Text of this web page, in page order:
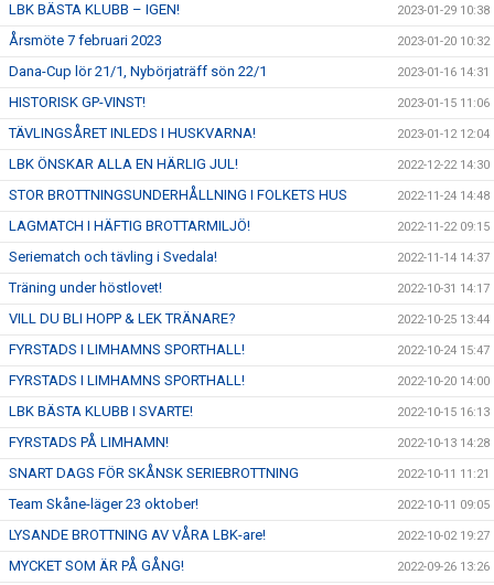
LBK BÄSTA KLUBB – IGEN! 2023-01-29 10:38
Årsmöte 7 februari 2023 2023-01-20 10:32
Dana-Cup lör 21/1, Nybörjaträff sön 22/1 2023-01-16 14:31
HISTORISK GP-VINST! 2023-01-15 11:06
TÄVLINGSÅRET INLEDS I HUSKVARNA! 2023-01-12 12:04
LBK ÖNSKAR ALLA EN HÄRLIG JUL! 2022-12-22 14:30
STOR BROTTNINGSUNDERHÅLLNING I FOLKETS HUS 2022-11-24 14:48
LAGMATCH I HÄFTIG BROTTARMILJÖ! 2022-11-22 09:15
Seriematch och tävling i Svedala! 2022-11-14 14:37
Träning under höstlovet! 2022-10-31 14:17
VILL DU BLI HOPP & LEK TRÄNARE? 2022-10-25 13:44
FYRSTADS I LIMHAMNS SPORTHALL! 2022-10-24 15:47
FYRSTADS I LIMHAMNS SPORTHALL! 2022-10-20 14:00
LBK BÄSTA KLUBB I SVARTE! 2022-10-15 16:13
FYRSTADS PÅ LIMHAMN! 2022-10-13 14:28
SNART DAGS FÖR SKÅNSK SERIEBROTTNING 2022-10-11 11:21
Team Skåne-läger 23 oktober! 2022-10-11 09:05
LYSANDE BROTTNING AV VÅRA LBK-are! 2022-10-02 19:27
MYCKET SOM ÄR PÅ GÅNG! 2022-09-26 13:26